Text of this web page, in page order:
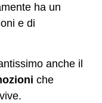
ha un
e di
anche il
che